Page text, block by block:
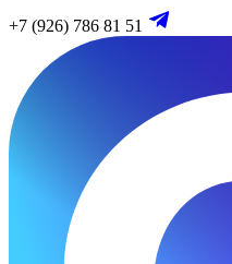
+7 (926) 786 81 51